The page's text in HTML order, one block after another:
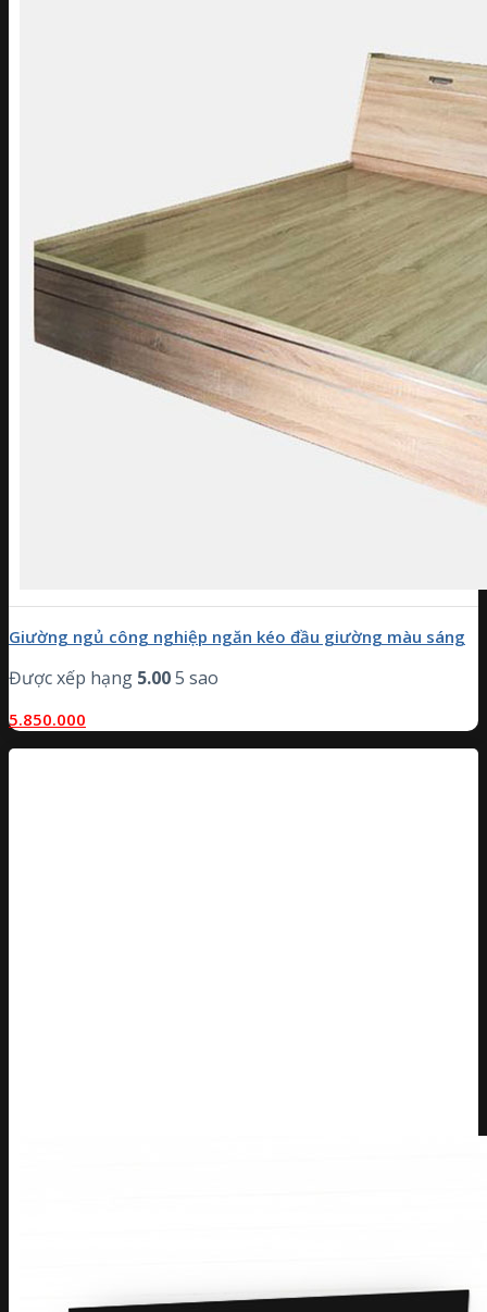
Giường ngủ công nghiệp ngăn kéo đầu giường màu sáng
Được xếp hạng 5.005 sao
5.850.000